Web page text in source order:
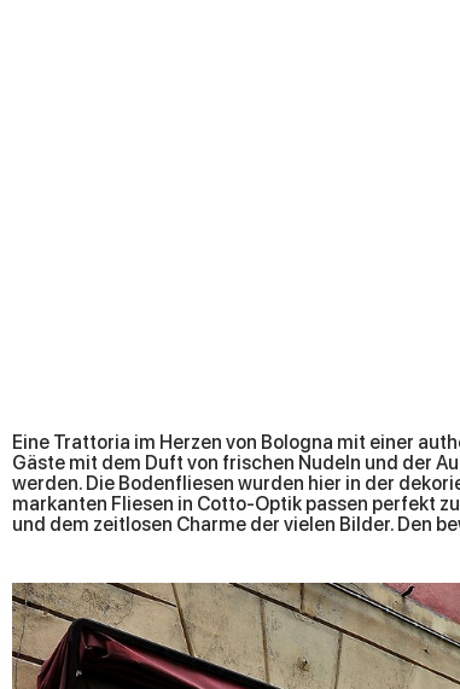
Eine Trattoria im Herzen von Bologna mit einer
Gäste mit dem Duft von frischen Nudeln und der
werden. Die Bodenfliesen wurden hier in der
markanten Fliesen in Cotto-Optik passen perfekt
und dem zeitlosen Charme der vielen Bilder. Den
den Boden als auch für die Wand verwendet wurde,